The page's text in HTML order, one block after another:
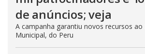
de anúncios; veja
A campanha garantiu novos recursos
Municipal, do Peru